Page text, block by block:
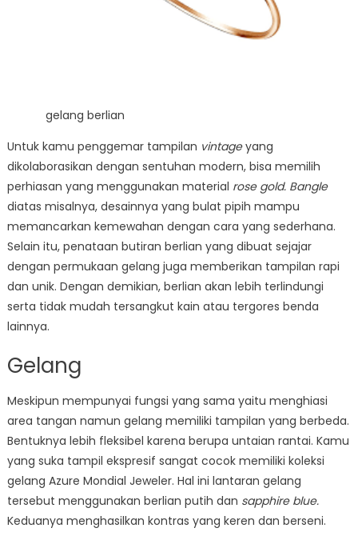
gelang berlian
Untuk kamu penggemar tampilan vintageyang
dikolaborasikan dengan sentuhan modern, bisa memilih
perhiasan yang menggunakan material rose gold. Bangle
diatas misalnya, desainnya yang bulat pipih mampu
memancarkan kemewahan dengan cara yang sederhana.
Selain itu, penataan butiran berlian yang dibuat sejajar
dengan permukaan gelang juga memberikan tampilan rapi
dan unik. Dengan demikian, berlian akan lebih terlindungi
serta tidak mudah tersangkut kain atau tergores benda
lainnya.
Gelang
Meskipun mempunyai fungsi yang sama yaitu menghiasi
area tangan namun gelang memiliki tampilan yang berbeda.
Bentuknya lebih fleksibel karena berupa untaian rantai. Kamu
yang suka tampil ekspresif sangat cocok memiliki koleksi
gelang Azure Mondial Jeweler. Hal ini lantaran gelang
tersebut menggunakan berlian putih dan sapphire blue.
Keduanya menghasilkan kontras yang keren dan berseni.